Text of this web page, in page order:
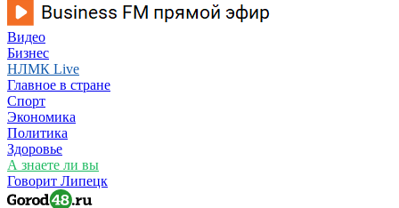
Видео
Бизнес
НЛМК Live
Главное в стране
Спорт
Экономика
Политика
Здоровье
А знаете ли вы
Говорит Липецк